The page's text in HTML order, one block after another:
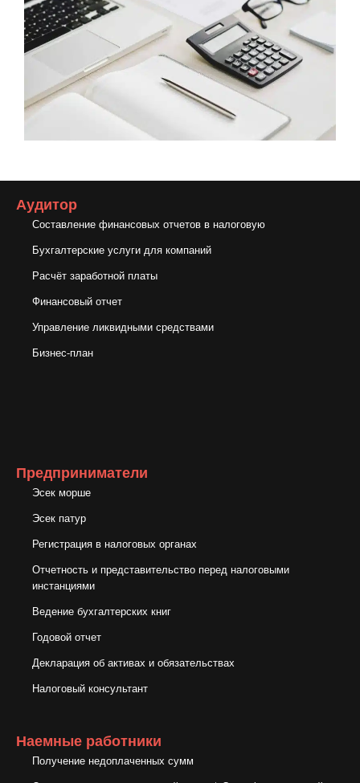
Аудитор
Составление финансовых отчетов в налоговую
Бухгалтерские услуги для компаний
Расчёт заработной платы
Финансовый отчет
Управление ликвидными средствами
Бизнес-план
Предприниматели
Эсек морше
Эсек патур
Регистрация в налоговых органах
Отчетность и представительство перед налоговыми
инстанциями
Ведение бухгалтерских книг
Годовой отчет
Декларация об активах и обязательствах
Налоговый консультант
Наемные работники
Получение недоплаченных сумм